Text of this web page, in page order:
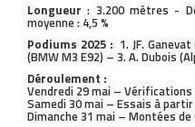
Longueur: 3.200 mètres -
moyenne : 4,5 %
Podiums 2025 : 1. JF.
(BMW M3 E92) – 3. A. Dubois
Déroulement :
Vendredi 29 mai –
Samedi 30 mai – Essais à
Dimanche 31 mai – Montées